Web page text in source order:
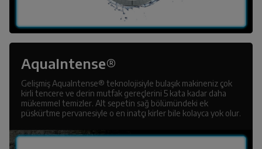
AquaIntense®
Gelişmiş AquaIntense® teknolojisiyle bulaşık makineniz çok
kirli tencere ve derin mutfak gereçlerini 5 kata kadar daha
mükemmel temizler. Alt sepetin sağ bölümündeki ek
püskürtme pervanesiyle o en inatçı kirler bile kolayca yok olur.